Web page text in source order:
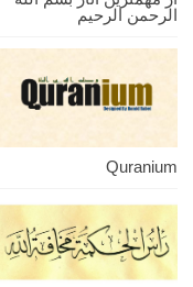
الرحمن الرحیم
Quranium